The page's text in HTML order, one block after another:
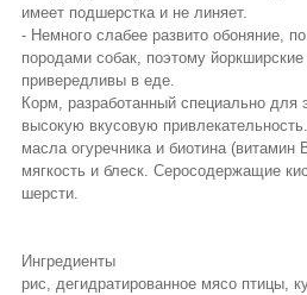
имеет подшерстка и не линяет.
- Немного слабее развито обоняние,
породами собак, поэтому
привередливы в еде.
Корм, разработанный специально для
высокую вкусовую
масла огуречника и биотина (витамин
мягкость и блеск. Серосодержащие
шерсти.
Ингредиенты
рис, дегидратированное мясо птицы,